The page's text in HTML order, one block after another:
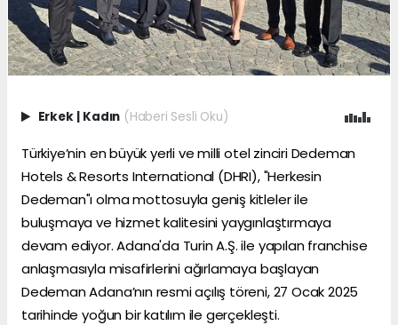
Erkek | Kadın (Haberi Sesli Oku)
Türkiye’nin en büyük yerli ve milli otel zinciri Dedeman
Hotels & Resorts International (DHRI), "Herkesin
Dedeman"ı olma mottosuyla geniş kitleler ile
buluşmaya ve hizmet kalitesini yaygınlaştırmaya
devam ediyor. Adana'da Turin A.Ş. ile yapılan franchise
anlaşmasıyla misafirlerini ağırlamaya başlayan
Dedeman Adana’nın resmi açılış töreni, 27 Ocak 2025
tarihinde yoğun bir katılım ile gerçekleşti.